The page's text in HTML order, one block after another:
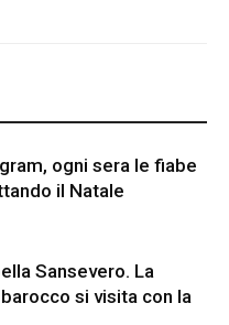
ogni sera le fiabe
il Natale
Sansevero. La
si visita con la